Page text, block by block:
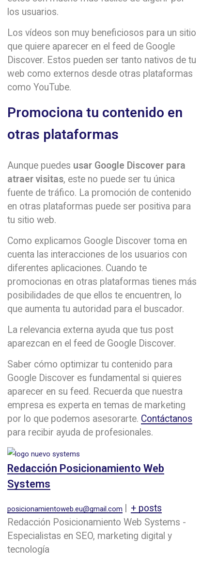
los usuarios.
Los vídeos son muy beneficiosos para un sitio
que quiere aparecer en el feed de Google
Discover. Estos pueden ser tanto nativos de tu
web como externos desde otras plataformas
como YouTube.
Promociona tu contenido en
otras plataformas
Aunque puedes usar Google Discover para
atraer visitas, este no puede ser tu única
fuente de tráfico. La promoción de contenido
en otras plataformas puede ser positiva para
tu sitio web.
Como explicamos Google Discover toma en
cuenta las interacciones de los usuarios con
diferentes aplicaciones. Cuando te
promocionas en otras plataformas tienes más
posibilidades de que ellos te encuentren, lo
que aumenta tu autoridad para el buscador.
La relevancia externa ayuda que tus post
aparezcan en el feed de Google Discover.
Saber cómo optimizar tu contenido para
Google Discover es fundamental si quieres
aparecer en su feed. Recuerda que nuestra
empresa es experta en temas de marketing
por lo que podemos asesorarte. Contáctanos
para recibir ayuda de profesionales.
Redacción Posicionamiento Web
Systems
posicionamientoweb.eu@gmail.com
+ posts
Redacción Posicionamiento Web Systems -
Especialistas en SEO, marketing digital y
tecnología